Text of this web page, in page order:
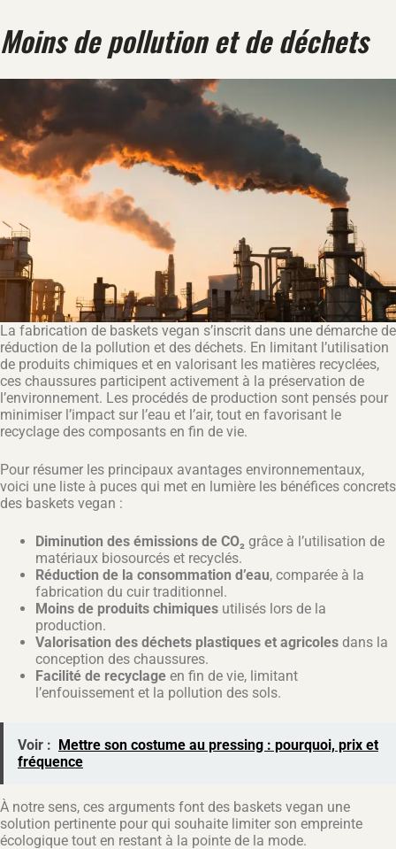
Moins de pollution et de déchets
La fabrication de baskets vegan s’inscrit dans une démarche de
réduction de la pollution et des déchets. En limitant l’utilisation
de produits chimiques et en valorisant les matières recyclées,
ces chaussures participent activement à la préservation de
l’environnement. Les procédés de production sont pensés pour
minimiser l’impact sur l’eau et l’air, tout en favorisant le
recyclage des composants en fin de vie.
Pour résumer les principaux avantages environnementaux,
voici une liste à puces qui met en lumière les bénéfices concrets
des baskets vegan :
Diminution des émissions de CO₂ grâce à l’utilisation de
matériaux biosourcés et recyclés.
Réduction de la consommation d’eau, comparée à la
fabrication du cuir traditionnel.
Moins de produits chimiques utilisés lors de la
production.
Valorisation des déchets plastiques et agricoles dans la
conception des chaussures.
Facilité de recyclage en fin de vie, limitant
l’enfouissement et la pollution des sols.
Voir : Mettre son costume au pressing : pourquoi, prix et
fréquence
À notre sens, ces arguments font des baskets vegan une
solution pertinente pour qui souhaite limiter son empreinte
écologique tout en restant à la pointe de la mode.